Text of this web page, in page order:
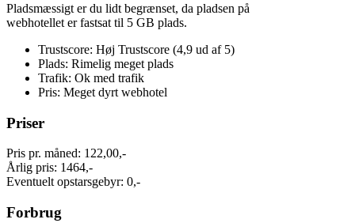
Pladsmæssigt er du lidt begrænset, da pladsen på
webhotellet er fastsat til 5 GB plads.
Trustscore: Høj Trustscore (4,9 ud af 5)
Plads: Rimelig meget plads
Trafik: Ok med trafik
Pris: Meget dyrt webhotel
Priser
Pris pr. måned: 122,00,-
Årlig pris: 1464,-
Eventuelt opstarsgebyr: 0,-
Forbrug